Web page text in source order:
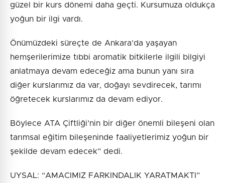
güzel bir kurs dönemi daha geçti. Kursumuza oldukça
yoğun bir ilgi vardı.
Önümüzdeki süreçte de Ankara’da yaşayan
hemşerilerimize tıbbi aromatik bitkilerle ilgili bilgiyi
anlatmaya devam edeceğiz ama bunun yanı sıra
diğer kurslarımız da var, doğayı sevdirecek, tarımı
öğretecek kurslarımız da devam ediyor.
Böylece ATA Çiftliği’nin bir diğer önemli bileşeni olan
tarımsal eğitim bileşeninde faaliyetlerimiz yoğun bir
şekilde devam edecek” dedi.
UYSAL: “AMACIMIZ FARKINDALIK YARATMAKTI”